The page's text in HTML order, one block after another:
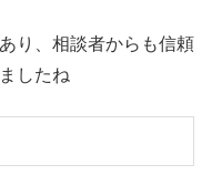
り、相談者からも信頼
したね